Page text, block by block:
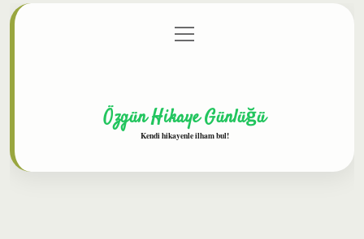
Gizlilik Politikası
menüyü
aç
Özgün Hikaye Günlüğü
Kendi hikayenle ilham bul!